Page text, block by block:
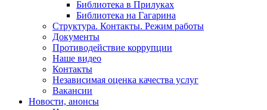
Библиотека в Прилуках
Библиотека на Гагарина
Структура. Контакты. Режим работы
Документы
Противодействие коррупции
Наше видео
Контакты
Независимая оценка качества услуг
Вакансии
Новости, анонсы